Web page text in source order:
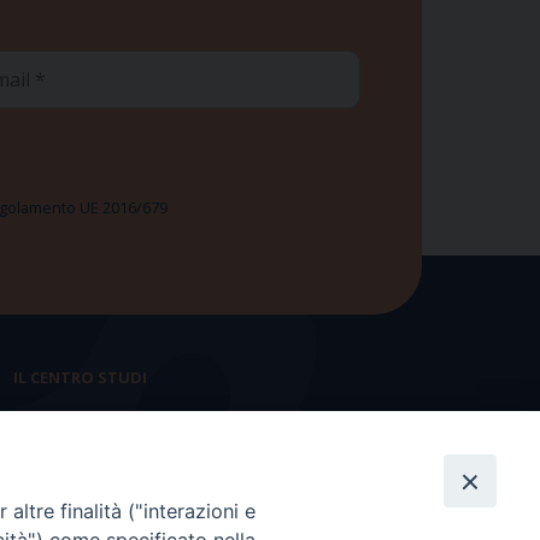
UE 2016/679
IL CENTRO STUDI
Presidenza e ufficio presidenza
altre finalità ("interazioni e